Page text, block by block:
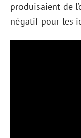
produisaient de
négatif pour les